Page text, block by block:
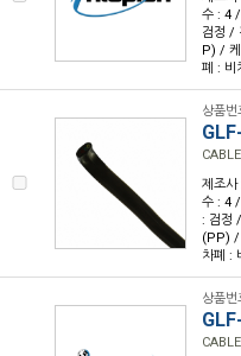
수 : 4
검정 /
P) /
폐 : 비
상품
제조
수 : 4
: 검정
(PP) /
차폐 :
상품